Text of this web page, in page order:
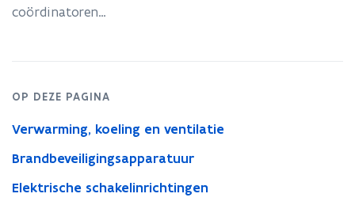
coördinatoren…
OP DEZE PAGINA
Verwarming, koeling en ventilatie
Brandbeveiligingsapparatuur
Elektrische schakelinrichtingen